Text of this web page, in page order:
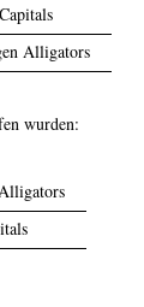
Alligators
wurden: